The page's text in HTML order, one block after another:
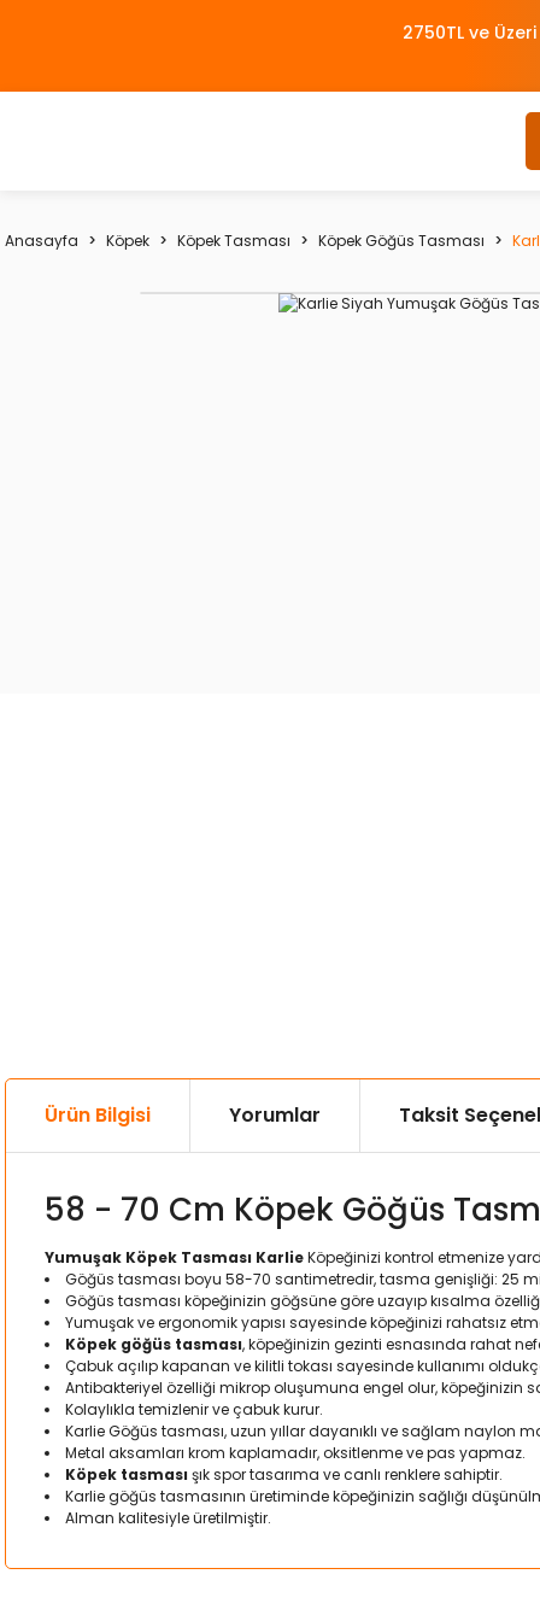
2750TL ve
Anasayfa Köpek Köpek Tasması Köpek Göğüs Tasması
Ürün Bilgisi Yorumlar Taksit
58 - 70 Cm Köpek Göğüs
Yumuşak Köpek Tasması KarlieKöpeğinizi kontrol etmenize
Göğüs tasması boyu 58-70 santimetredir, tasma genişliği: 25
Göğüs tasması köpeğinizin göğsüne göre uzayıp kısalma
Yumuşak ve ergonomik yapısı sayesinde köpeğinizi rahatsız
Köpek göğüs tasması, köpeğinizin gezinti esnasında rahat
Çabuk açılıp kapanan ve kilitli tokası sayesinde kullanımı
Antibakteriyel özelliği mikrop oluşumuna engel olur, köpeğinizin
Kolaylıkla temizlenir ve çabuk kurur.
Karlie Göğüs tasması, uzun yıllar dayanıklı ve sağlam naylon
Metal aksamları krom kaplamadır, oksitlenme ve pas yapmaz.
Köpek tasması şık spor tasarıma ve canlı renklere sahiptir.
Karlie göğüs tasmasının üretiminde köpeğinizin sağlığı
Alman kalitesiyle üretilmiştir.